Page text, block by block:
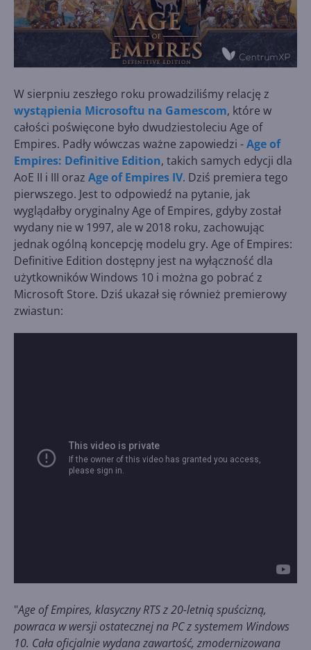
W sierpniu zeszłego roku prowadziliśmy relację z
wystąpienia Microsoftu na Gamescom, które w
całości poświęcone było dwudziestoleciu Age of
Empires. Padły wówczas ważne zapowiedzi -Age of
Empires: Definitive Edition, takich samych edycji dla
AoE II i III oraz Age of Empires IV. Dziś premiera tego
pierwszego. Jest to odpowiedź na pytanie, jak
wyglądałby oryginalny Age of Empires, gdyby został
wydany nie w 1997, ale w 2018 roku, zachowując
jednak ogólną koncepcję modelu gry. Age of Empires:
Definitive Edition dostępny jest na wyłączność dla
użytkowników Windows 10 i można go pobrać z
Microsoft Store. Dziś ukazał się również premierowy
zwiastun:
"Age of Empires, klasyczny RTS z 20-letnią spuścizną,
powraca w wersji ostatecznej na PC z systemem Windows
10. Cała oficjalnie wydana zawartość, zmodernizowana